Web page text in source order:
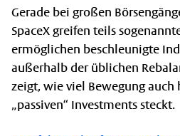
Gerade bei großen
SpaceX greifen teils
ermöglichen beschleunigte
außerhalb der üblichen
zeigt, wie viel Bewegung auch
„passiven“ Investments steckt.